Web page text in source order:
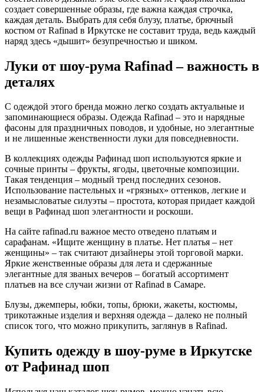
создает совершенные образы, где важна каждая строчка,
каждая деталь. Выбрать для себя блузу, платье, брючный
костюм от Rafinad в Иркутске не составит труда, ведь каждый
наряд здесь «дышит» безупречностью и шиком.
Луки от шоу-рума Rafinad – важность в
деталях
С одеждой этого бренда можно легко создать актуальные и
запоминающиеся образы. Одежда Rafinad – это и нарядные
фасоны для праздничных поводов, и удобные, но элегантные
и не лишенные женственности луки для повседневности.
В коллекциях одежды Рафинад шоп используются яркие и
сочные принты – фрукты, ягоды, цветочные композиции.
Такая тенденция – модный тренд последних сезонов.
Использование пастельных и «грязных» оттенков, легкие и
незамысловатые силуэты – простота, которая придает каждой
вещи в Рафинад шоп элегантности и роскоши.
На сайте rafinad.ru важное место отведено платьям и
сарафанам. «Ищите женщину в платье. Нет платья – нет
женщины» – так считают дизайнеры этой торговой марки.
Яркие женственные образы для лета и сдержанные
элегантные для званых вечеров – богатый ассортимент
платьев на все случаи жизни от Rafinad в Самаре.
Блузы, джемперы, юбки, топы, брюки, жакеты, костюмы,
трикотажные изделия и верхняя одежда – далеко не полный
список того, что можно прикупить, заглянув в Rafinad.
Купить одежду в шоу-руме в Иркутске
от Рафинад шоп